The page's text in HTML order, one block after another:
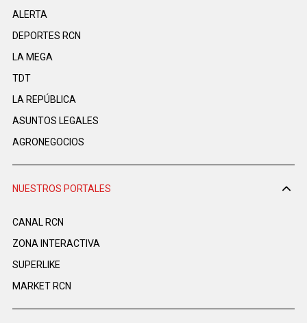
ALERTA
DEPORTES RCN
LA MEGA
TDT
LA REPÚBLICA
ASUNTOS LEGALES
AGRONEGOCIOS
NUESTROS PORTALES
CANAL RCN
ZONA INTERACTIVA
SUPERLIKE
MARKET RCN